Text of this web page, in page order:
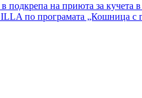
подкрепа на приюта за кучета
по програмата „Кошница с